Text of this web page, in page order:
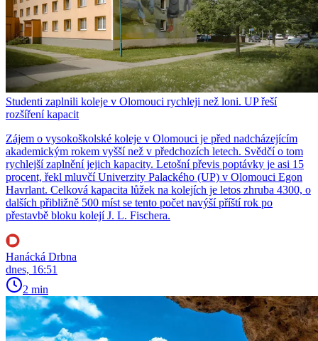
Studenti zaplnili koleje v Olomouci rychleji než loni. UP řeší
rozšíření kapacit
Zájem o vysokoškolské koleje v Olomouci je před nadcházejícím
akademickým rokem vyšší než v předchozích letech. Svědčí o tom
rychlejší zaplnění jejich kapacity. Letošní převis poptávky je asi 15
procent, řekl mluvčí Univerzity Palackého (UP) v Olomouci Egon
Havrlant. Celková kapacita lůžek na kolejích je letos zhruba 4300, o
dalších přibližně 500 míst se tento počet navýší příští rok po
přestavbě bloku kolejí J. L. Fischera.
Hanácká Drbna
dnes, 16:51
2 min